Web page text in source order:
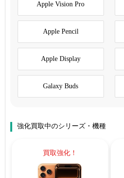
Apple Vision Pro
Apple Pencil
Apple Display
Galaxy Buds
強化買取中のシリーズ・機種
買取強化！